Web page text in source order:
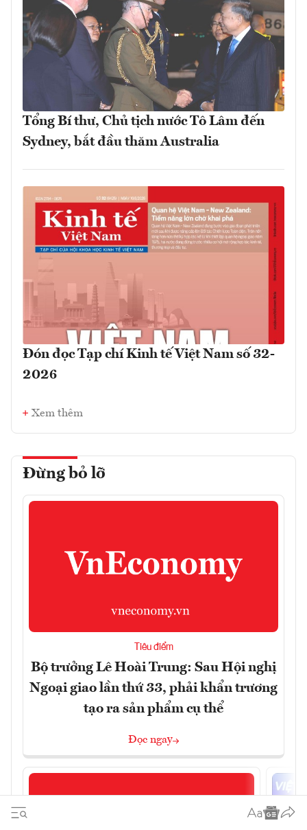
Tổng Bí thư, Chủ tịch nước Tô Lâm đến
Sydney, bắt đầu thăm Australia
Đón đọc Tạp chí Kinh tế Việt Nam số 32-
2026
Xem thêm
Đừng bỏ lỡ
Tiêu điểm
Bộ trưởng Lê Hoài Trung: Sau Hội nghị
Ngoại giao lần thứ 33, phải khẩn trương
tạo ra sản phẩm cụ thể
Đọc ngay